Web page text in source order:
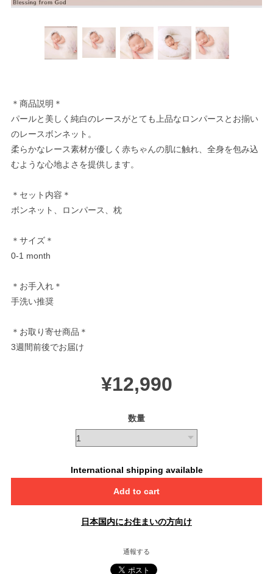
＊商品説明＊
パールと美しく純白のレースがとても上品なロンパースとお揃い
のレースボンネット。
柔らかなレース素材が優しく赤ちゃんの肌に触れ、全身を包み込
むような心地よさを提供します。
＊セット内容＊
ボンネット、ロンパース、枕
＊サイズ＊
0-1 month
＊お手入れ＊
手洗い推奨
＊お取り寄せ商品＊
3週間前後でお届け
¥12,990
数量
International shipping available
Add to cart
日本国内にお住まいの方向け
通報する